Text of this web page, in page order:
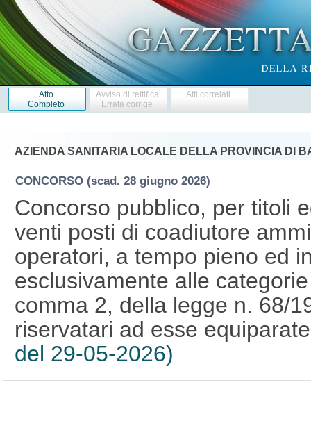
Atto
Completo
Avviso di rettifica
Errata corrige
Atti correlati
AZIENDA SANITARIA LOCALE DELLA PROVINCIA DI
CONCORSO (scad. 28 giugno 2026)
Concorso pubblico, per titoli
venti posti di coadiutore
operatori, a tempo pieno ed
esclusivamente alle
comma 2, della legge n. 68/
riservatari ad esse
del 29-05-2026)